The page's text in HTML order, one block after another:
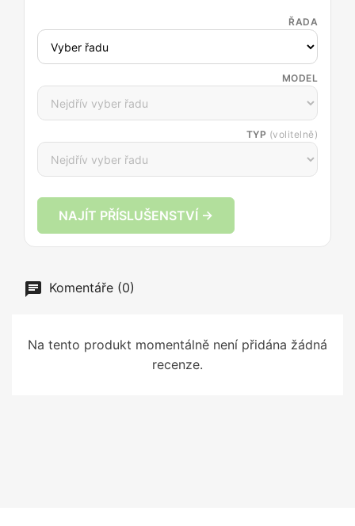
ŘADA
MODEL
TYP (volitelně)
NAJÍT PŘÍSLUŠENSTVÍ →
Komentáře (0)
Na tento produkt momentálně není přidána žádná
recenze.